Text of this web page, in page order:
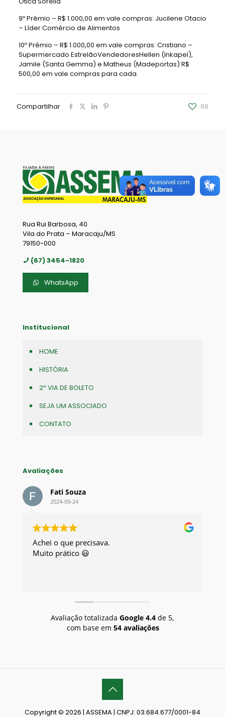
9º Prêmio – R$ 1.000,00 em vale compras: Jucilene Otacio
– Líder Comércio de Alimentos
10º Prêmio – R$ 1.000,00 em vale compras: Cristiano –
Supermercado EstrelãoVendedoresHellen (Inkapel),
Jamile (Santa Gemma) e Matheus (Madeportas) R$
500,00 em vale compras para cada.
Compartilhar 98
Rua Rui Barbosa, 40
Vila do Prata – Maracaju/MS
79150-000
(67) 3454-1820
WhatsApp
Institucional
HOME
HISTÓRIA
2ª VIA DE BOLETO
SEJA UM ASSOCIADO
CONTATO
Avaliações
Fati Souza
2024-09-24
Achei o que precisava.
Muito prático 😃
Avaliação totalizada Google 4.4de 5,
com base em 54 avaliações
Copyright © 2026 | ASSEMA | CNPJ: 03.684.677/0001-84